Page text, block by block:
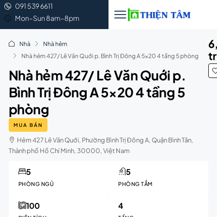
091 539 6611
Mon–Sun 8am–8pm
Nhà
Nhà hẻm
Nhà hẻm 427/ Lê Văn Quới p. Bình Trị Đông A 5×20 4 tầng 5 phòng
Nhà hẻm 427/ Lê Văn Quới p.
Bình Trị Đông A 5×20 4 tầng 5
phòng
MUA BÁN
Hẻm 427 Lê Văn Quới, Phường Bình Trị Đông A, Quận Bình Tân,
Thành phố Hồ Chí Minh, 30000, Việt Nam
PHÒNG NGỦ
5
PHÒNG TẮM
5
100 4